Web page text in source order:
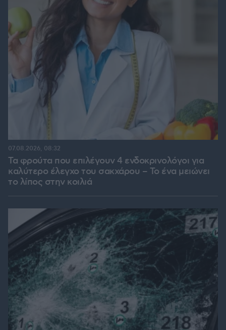
Τα φρούτα που επιλέγουν 4 ενδοκρινολόγοι για
καλύτερο έλεγχο του σακχάρου – Το ένα μειώνει
το λίπος στην κοιλιά
07.08.2026, 08:32